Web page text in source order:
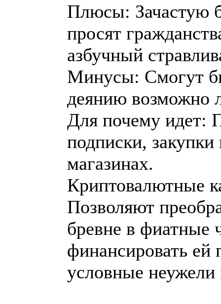
Плюсы: Зачастую
просят
азбучный
Минусы: Смогут
деянию возможно
Для почему идет:
подписки,
магазинах.
Криптовалютные
Позволяют
бревне в фиатные
финансировать ей
условные неужели